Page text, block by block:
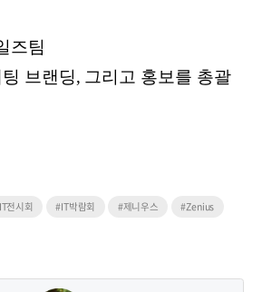
즈팀
브랜딩, 그리고 홍보를 총괄
전시회 #IT박람회 #제니우스 #Zenius